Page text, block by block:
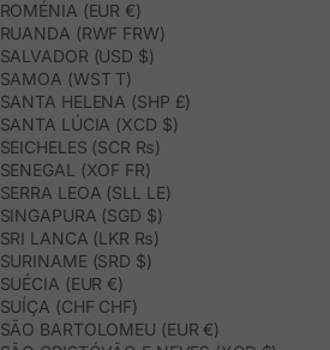
ROMÉNIA (EUR €)
RUANDA (RWF FRW)
SALVADOR (USD $)
SAMOA (WST T)
SANTA HELENA (SHP £)
SANTA LÚCIA (XCD $)
SEICHELES (SCR ₨)
SENEGAL (XOF FR)
SERRA LEOA (SLL LE)
SINGAPURA (SGD $)
SRI LANCA (LKR ₨)
SURINAME (SRD $)
SUÉCIA (EUR €)
SUÍÇA (CHF CHF)
SÃO BARTOLOMEU (EUR €)